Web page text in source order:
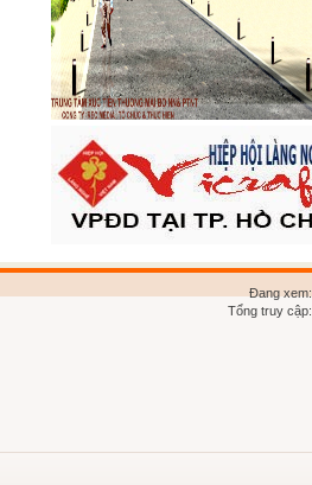
Đang xem:
Tổng truy cập: